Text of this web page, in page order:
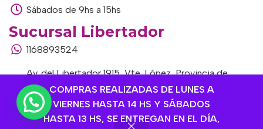
COMPRAS REALIZADAS DE LUNES A
VIERNES HASTA 14 HS Y SÁBADOS
HASTA 13 HS, SE ENTREGAN EN EL DÍA,
Sábados de 9hs a 15hs
Sucursal Libertador
1168893524
Av. del Libertador 1915, Vte. López, Provincia de
Buenos Aires
Lunes a Viernes de 9hs a 13hs / 16hs a 20hs